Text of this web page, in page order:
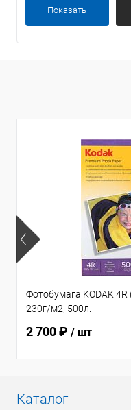
Показать
Фотобумага KODAK
230г/м2, 500л.
2 700 ₽ / шт
Каталог